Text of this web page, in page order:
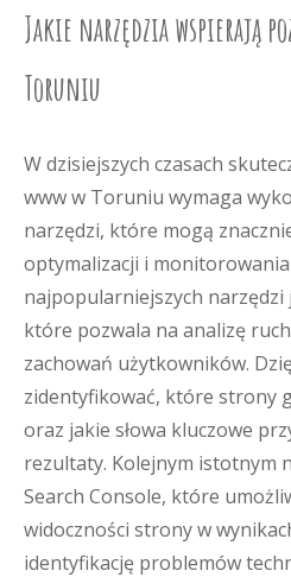
Jakie narzędzia wspierają
Toruniu
W dzisiejszych czasach
www w Toruniu wymaga
narzędzi, które mogą
optymalizacji i monitorowania
najpopularniejszych narzędzi
które pozwala na analizę
zachowań użytkowników.
zidentyfikować, które strony
oraz jakie słowa kluczowe
rezultaty. Kolejnym istotnym
Search Console, które
widoczności strony w
identyfikację problemów